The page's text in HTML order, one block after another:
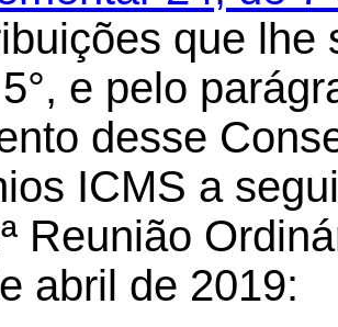
que lhe
e pelo
desse
ICMS a
Reunião
abril de 2019: